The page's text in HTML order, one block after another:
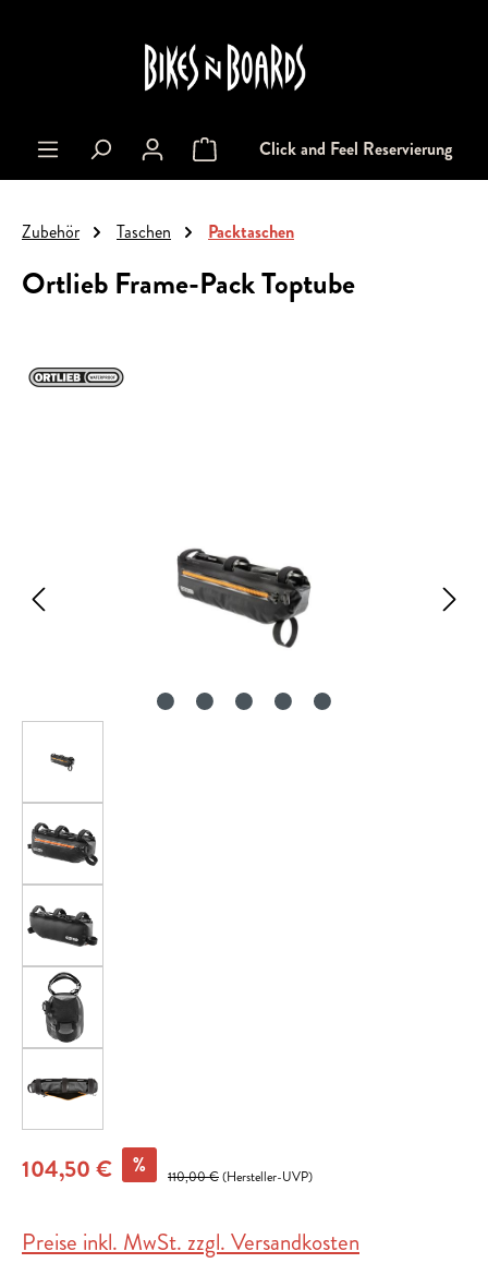
Warenkorb enthält 0 Positionen. Der
Click and Feel Reservierung
Zubehör Taschen Packtaschen
Ortlieb Frame-Pack Toptube
104,50 € % 110,00 €(Hersteller-UVP)
Preise inkl. MwSt. zzgl. Versandkosten